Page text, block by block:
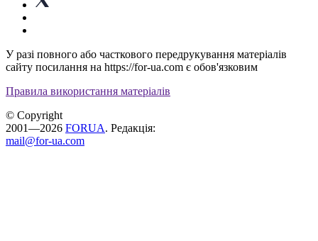
У разі повного або часткового передрукування матеріалів
сайту посилання на https://for-ua.com є обов'язковим
Правила використання матеріалів
© Copyright
2001—2026 FORUA. Редакція:
mail@for-ua.com